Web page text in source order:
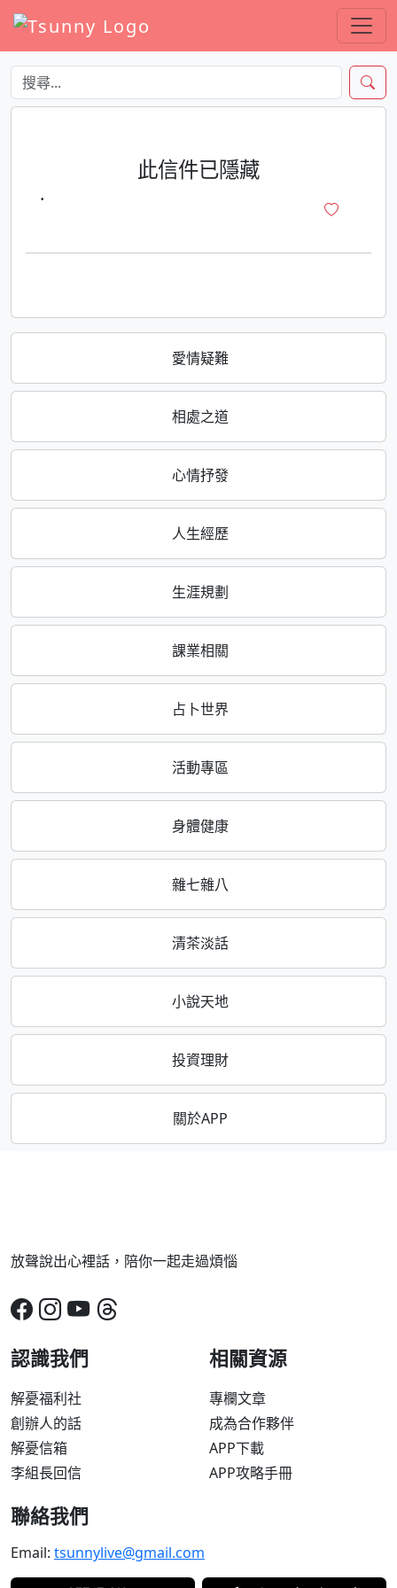
愛情疑難
相處之道
心情抒發
人生經歷
生涯規劃
課業相關
占卜世界
活動專區
身體健康
雜七雜八
清茶淡話
小說天地
投資理財
關於APP
此信件已隱藏
·
放聲說出心裡話，陪你一起走過煩惱
認識我們
解憂福利社
創辦人的話
解憂信箱
李組長回信
相關資源
專欄文章
成為合作夥伴
APP下載
APP攻略手冊
聯絡我們
Email: tsunnylive@gmail.com